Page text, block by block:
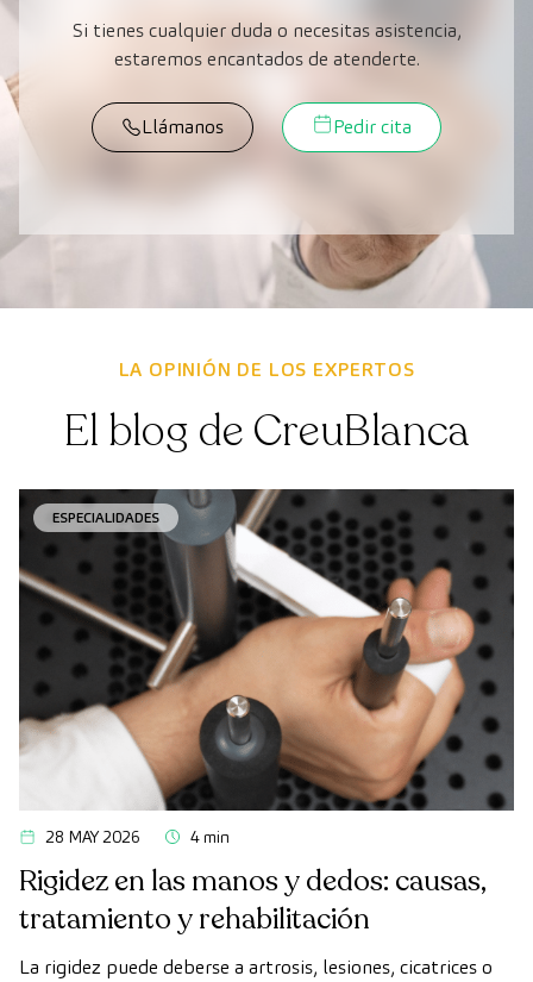
Si tienes cualquier duda o necesitas asistencia,
estaremos encantados de atenderte.
Llámanos Pedir cita
LA OPINIÓN DE LOS EXPERTOS
El blog de CreuBlanca
ESPECIALIDADES
28 MAY 2026 4 min
Rigidez en las manos y dedos: causas,
tratamiento y rehabilitación
La rigidez puede deberse a artrosis, lesiones, cicatrices o